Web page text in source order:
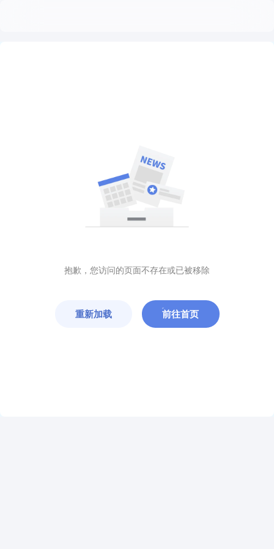
抱歉，您访问的页面不存在或已被移除
重新加载 前往首页